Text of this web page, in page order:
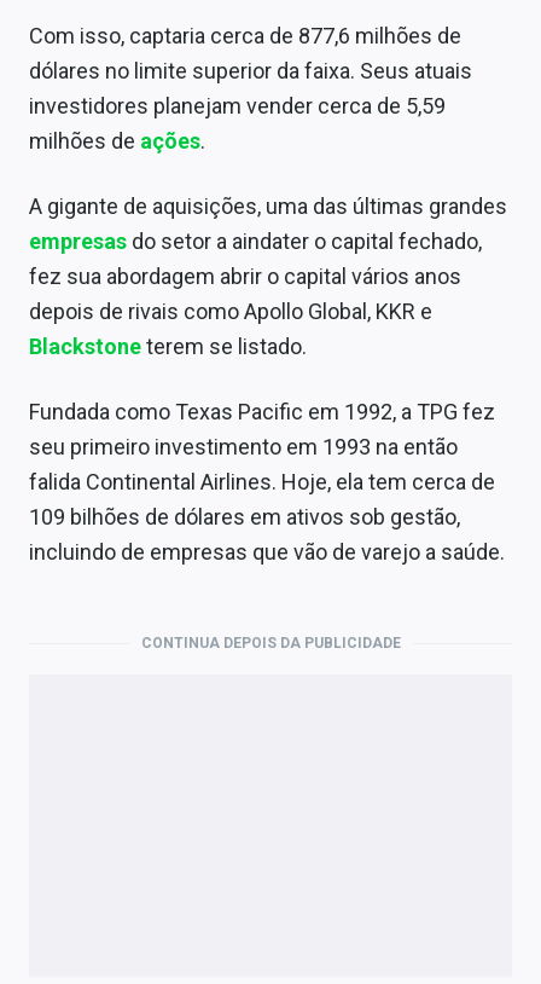
Com isso, captaria cerca de 877,6 milhões de
dólares no limite superior da faixa. Seus atuais
investidores planejam vender cerca de 5,59
milhões de ações.
A gigante de aquisições, uma das últimas grandes
empresas do setor a aindater o capital fechado,
fez sua abordagem abrir o capital vários anos
depois de rivais como Apollo Global, KKR e
Blackstoneterem se listado.
Fundada como Texas Pacific em 1992, a TPG fez
seu primeiro investimento em 1993 na então
falida Continental Airlines. Hoje, ela tem cerca de
109 bilhões de dólares em ativos sob gestão,
incluindo de empresas que vão de varejo a saúde.
CONTINUA DEPOIS DA PUBLICIDADE